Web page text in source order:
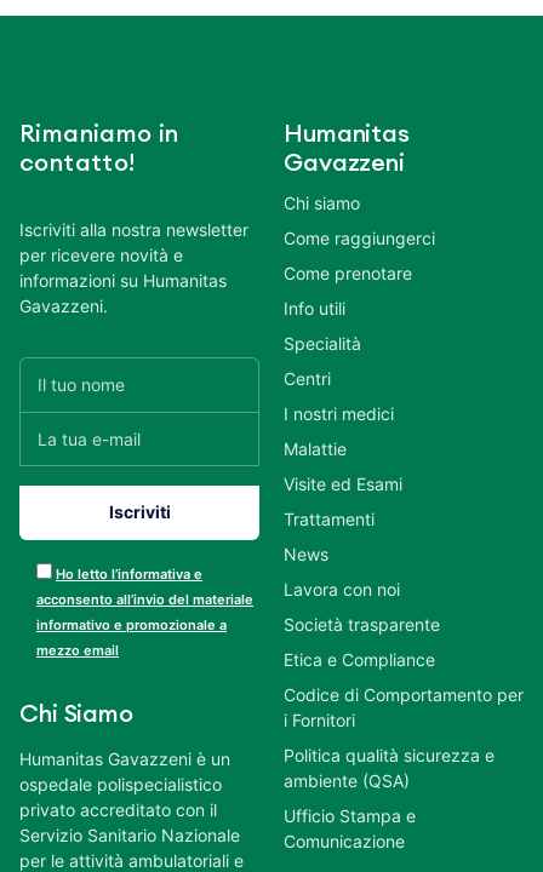
Rimaniamo in
contatto!
Iscriviti alla nostra newsletter
per ricevere novità e
informazioni su Humanitas
Gavazzeni.
Ho letto l’informativa e
acconsento all’invio del materiale
informativo e promozionale a
mezzo email
Chi Siamo
Humanitas Gavazzeni è un
ospedale polispecialistico
privato accreditato con il
Servizio Sanitario Nazionale
per le attività ambulatoriali e
Humanitas
Gavazzeni
Chi siamo
Come raggiungerci
Come prenotare
Info utili
Specialità
Centri
I nostri medici
Malattie
Visite ed Esami
Trattamenti
News
Lavora con noi
Società trasparente
Etica e Compliance
Codice di Comportamento per
i Fornitori
Politica qualità sicurezza e
ambiente (QSA)
Ufficio Stampa e
Comunicazione